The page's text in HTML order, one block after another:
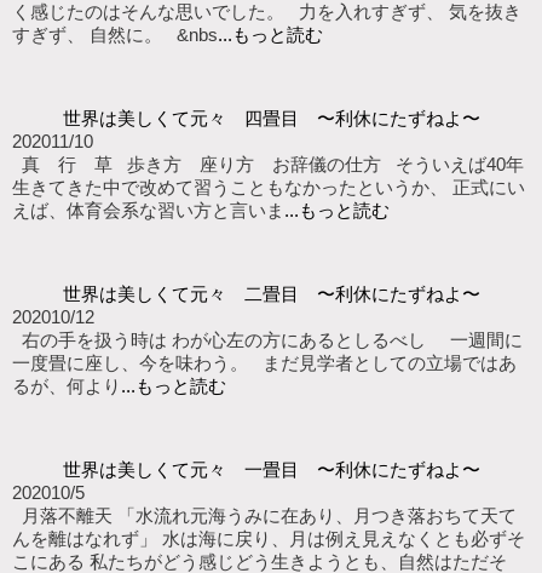
く感じたのはそんな思いでした。 力を入れすぎず、 気を抜き
すぎず、 自然に。 &nbs...もっと読む
世界は美しくて元々 四畳目 〜利休にたずねよ〜
202011/10
真 行 草 歩き方 座り方 お辞儀の仕方 そういえば40年
生きてきた中で改めて習うこともなかったというか、 正式にい
えば、体育会系な習い方と言いま ...もっと読む
世界は美しくて元々 二畳目 〜利休にたずねよ〜
202010/12
右の手を扱う時は わが心左の方にあるとしるべし 一週間に
一度畳に座し、今を味わう。 まだ見学者としての立場ではあ
るが、何より ...もっと読む
世界は美しくて元々 一畳目 〜利休にたずねよ〜
202010/5
月落不離天 「水流れ元海うみに在あり、月つき落おちて天て
んを離はなれず」 水は海に戻り、月は例え見えなくとも必ずそ
こにある 私たちがどう感じどう生きようとも、自然はただそ